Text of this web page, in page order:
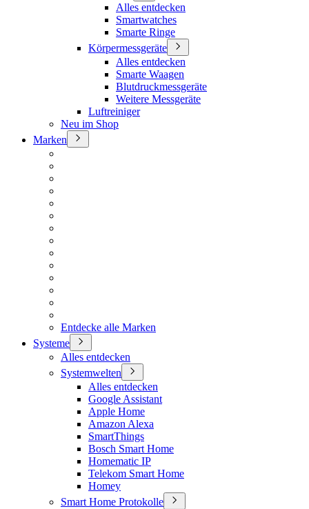
Alles entdecken
Smartwatches
Smarte Ringe
Körpermessgeräte
Alles entdecken
Smarte Waagen
Blutdruckmessgeräte
Weitere Messgeräte
Luftreiniger
Neu im Shop
Marken
Entdecke alle Marken
Systeme
Alles entdecken
Systemwelten
Alles entdecken
Google Assistant
Apple Home
Amazon Alexa
SmartThings
Bosch Smart Home
Homematic IP
Telekom Smart Home
Homey
Smart Home Protokolle